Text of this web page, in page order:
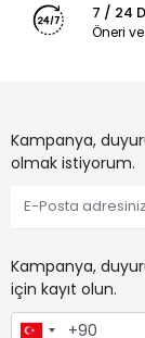
7 / 24
Öneri
Kampanya,
olmak istiyorum.
Kampanya,
için kayıt olun.